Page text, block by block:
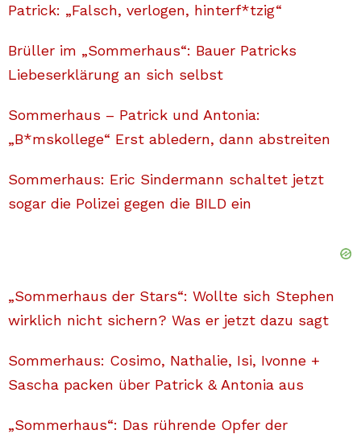
Patrick: „Falsch, verlogen, hinterf*tzig“
Brüller im „Sommerhaus“: Bauer Patricks
Liebeserklärung an sich selbst
Sommerhaus – Patrick und Antonia:
„B*mskollege“ Erst abledern, dann abstreiten
Sommerhaus: Eric Sindermann schaltet jetzt
sogar die Polizei gegen die BILD ein
„Sommerhaus der Stars“: Wollte sich Stephen
wirklich nicht sichern? Was er jetzt dazu sagt
Sommerhaus: Cosimo, Nathalie, Isi, Ivonne +
Sascha packen über Patrick & Antonia aus
„Sommerhaus“: Das rührende Opfer der